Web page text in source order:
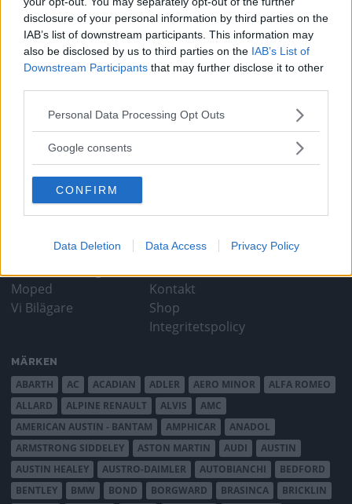
disclosure of your personal information by third parties on the
IAB’s list of downstream participants. This information may
also be disclosed by us to third parties on the IAB’s List of
Downstream Participants that may further disclose it to other
Please note that this website/app uses one or more Google
not limited to your visit or usage behaviour. You may click to
use your data for below specified purposes in below Google
consent section.
Personal Data Processing Opt Outs
Google consents
CONFIRM
Data Deletion Data Access Privacy Policy
Grattis Renault
Dauphine!
NAMNSDAGSBILEN 18 augusti 2009 Varje dag firar vi en ny
namnsdagsbil, i dag när Ellen och Lena har namnsdag
uppmärksammar vi Renault Dauphine!
Gasa (3)
TIDNINGAR
Moped
Vi Bilägare
KUNDSERVICE
Kontakt
Shop
Integritetspolicy
MÄRKEN
ABARTH AC ACADIAN ADLER AERO MINOR
ALFA ROMEO
ALLARD
ALPINE RENAULT ALVIS
AMC
AMERICAN AUSTIN - BANTAM
AMPHICAR
ANADOL
ARMSTRONG SIDDELEY
ASTON MARTIN AUDI
AUSTIN
AUSTIN HEALEY
AUSTRO-DAIMLER AUTOBIANCHI
BEDFORD
BENTLEY
BMW BOND BORGWARD BRASINCA
BRICKLIN